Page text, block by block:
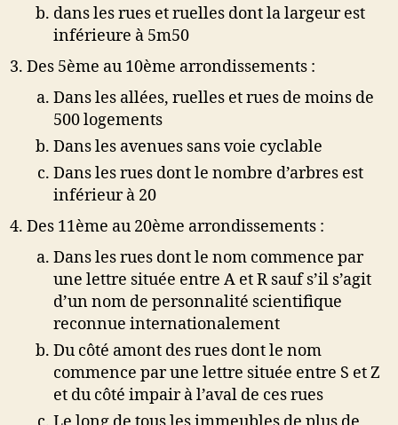
dans les rues et ruelles dont la largeur est
inférieure à 5m50
Des 5ème au 10ème arrondissements :
Dans les allées, ruelles et rues de moins de
500 logements
Dans les avenues sans voie cyclable
Dans les rues dont le nombre d’arbres est
inférieur à 20
Des 11ème au 20ème arrondissements :
Dans les rues dont le nom commence par
une lettre située entre A et R sauf s’il s’agit
d’un nom de personnalité scientifique
reconnue internationalement
Du côté amont des rues dont le nom
commence par une lettre située entre S et Z
et du côté impair à l’aval de ces rues